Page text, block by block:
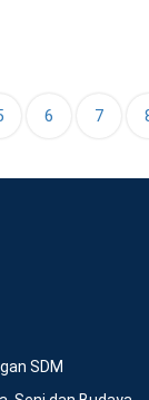
6 7
SDM